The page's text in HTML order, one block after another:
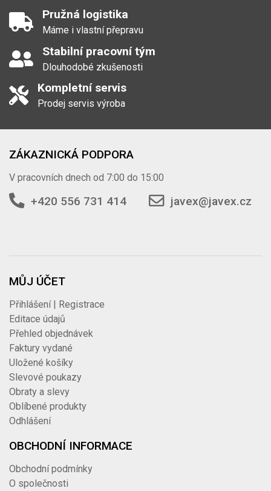
Pružná logistika
Máme i vlastní přepravu
Stabilní pracovní tým
Dlouhodobé zkušenosti
Kompletní servis
Prodej servis výroba
ZÁKAZNICKÁ PODPORA
V pracovních dnech od 7:00 do 15:00
+420 556 731 414 javex@javex.cz
MŮJ ÚČET
Přihlášení | Registrace
Editace údajů
Přehled objednávek
Faktury vydané
Uložené košíky
Slevové poukazy
Obraty a slevy
Oblíbené produkty
Odhlášení
OBCHODNÍ INFORMACE
Obchodní podmínky
O společnosti